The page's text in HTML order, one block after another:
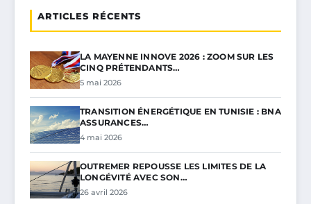
ARTICLES RÉCENTS
LA MAYENNE INNOVE 2026 : ZOOM SUR LES
CINQ PRÉTENDANTS…
5 mai 2026
TRANSITION ÉNERGÉTIQUE EN TUNISIE : BNA
ASSURANCES…
4 mai 2026
OUTREMER REPOUSSE LES LIMITES DE LA
LONGÉVITÉ AVEC SON…
26 avril 2026